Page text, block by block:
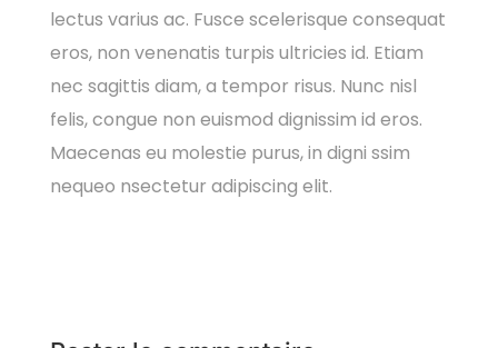
lectus varius ac. Fusce scelerisque consequat
eros, non venenatis turpis ultricies id. Etiam
nec sagittis diam, a tempor risus. Nunc nisl
felis, congue non euismod dignissim id eros.
Maecenas eu molestie purus, in digni ssim
nequeo nsectetur adipiscing elit.